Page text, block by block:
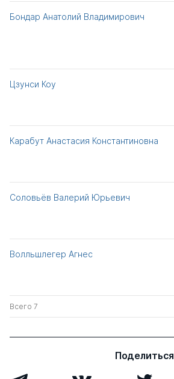
Бондар Анатолий Владимирович
Цзунси Коу
Карабут Анастасия Константиновна
Соловьёв Валерий Юрьевич
Волльшлегер Агнес
Всего 7
Поделиться